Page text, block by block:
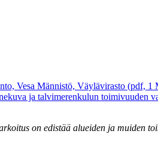
Vesa Männistö, Väylävirasto (pdf, 1
ja talvimerenkulun toimivuuden
on edistää alueiden ja muiden